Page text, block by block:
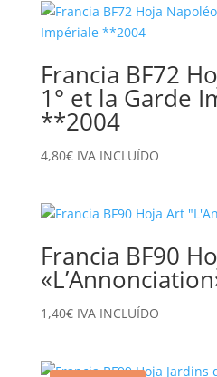
Francia BF72
1° et la Garde
**2004
4,80€ IVA INCLUÍDO
Francia BF90
1,40€ IVA INCLUÍDO